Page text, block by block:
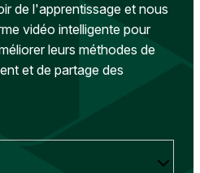
de l'apprentissage et nous
vidéo intelligente pour
leurs méthodes de
et de partage des